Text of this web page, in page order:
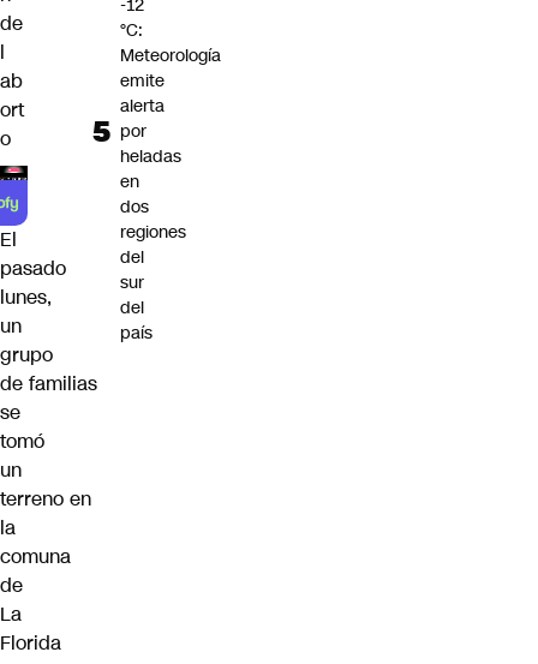
de
l
ab
ort
o
El
pasado
lunes,
un
grupo
de familias
se
tomó
un
terreno en
la
comuna
de
La
Florida
-12
°C:
Meteorología
emite
alerta
por
heladas
en
dos
regiones
del
sur
del
país